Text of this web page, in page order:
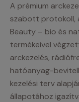
A prémium
szabott protokoll,
Beauty – bio és
termékeivel
arckezelés,
hatóanyag-
kezelési terv
állapotához